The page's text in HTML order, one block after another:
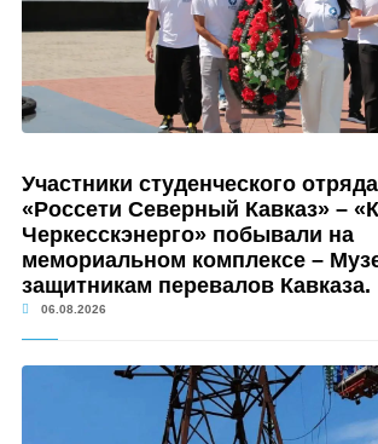
Участники студенческого
«Россети Северный Кавказ» –
Черкесскэнерго» побывали на
мемориальном комплексе –
защитникам перевалов Кавказа.
06.08.2026